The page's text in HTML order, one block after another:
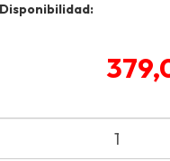
Disponibilidad: